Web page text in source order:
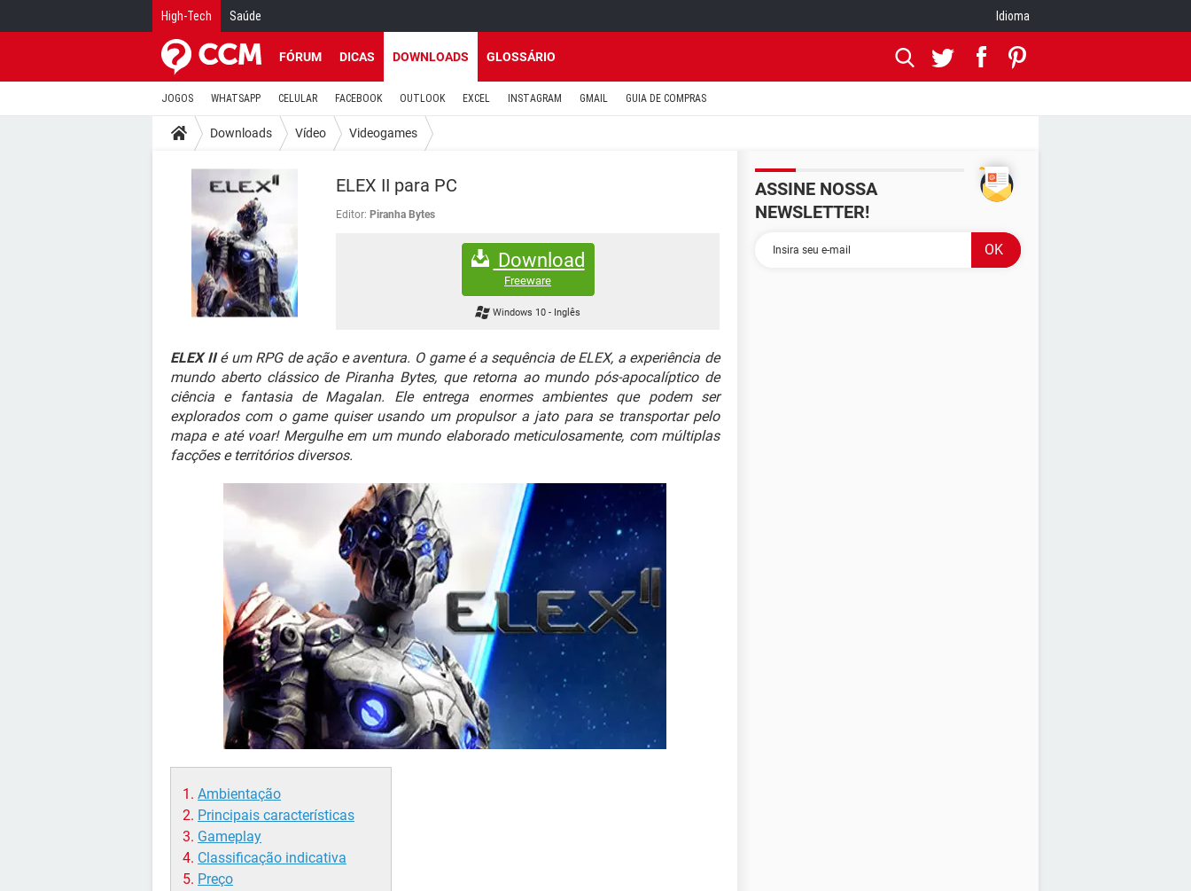
High-Tech Saúde Idioma
FÓRUM DICAS DOWNLOADS GLOSSÁRIO
JOGOS WHATSAPP CELULAR FACEBOOK OUTLOOK EXCEL INSTAGRAM GMAIL GUIA DE COMPRAS
Downloads Vídeo Videogames
ELEX II para PC
Editor: Piranha Bytes
Download
Freeware
Windows 10- Inglês
ELEX IIé um RPG de ação e aventura. O game é a sequência de ELEX, a experiência de
mundo aberto clássico de Piranha Bytes, que retorna ao mundo pós-apocalíptico de
ciência e fantasia de Magalan. Ele entrega enormes ambientes que podem ser
explorados com o game quiser usando um propulsor a jato para se transportar pelo
mapa e até voar! Mergulhe em um mundo elaborado meticulosamente, com múltiplas
facções e territórios diversos.
Ambientação
Principais características
Gameplay
Classificação indicativa
Preço
ASSINE NOSSA
NEWSLETTER!